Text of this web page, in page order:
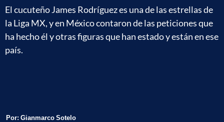
El cucuteño James Rodríguez es una de las estrellas de
la Liga MX, y en México contaron de las peticiones que
ha hecho él y otras figuras que han estado y están en ese
país.
Por: Gianmarco Sotelo